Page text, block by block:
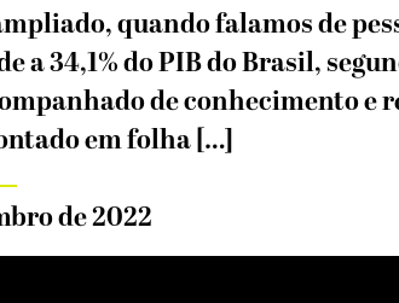
quando falamos de
a 34,1% do PIB do Brasil,
de conhecimento e
em folha […]
de 2022